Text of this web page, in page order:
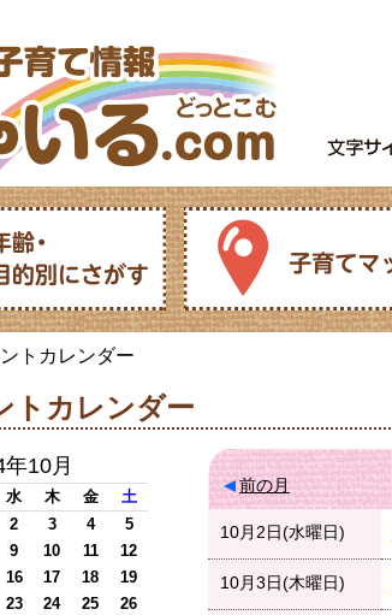
トカレンダー
トカレンダー
10月
水 木 金
土
2 3 4
5
9 10 11
12
16 17 18
19
23 24 25
26
前の月
10月2日(水曜日)
10月3日(木曜日)